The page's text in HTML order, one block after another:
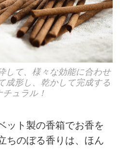
して、様々な効能に合わせ
成形し、乾かして完成する
ュラル！
ット製の香箱でお香を
ちのぼる香りは、ほん